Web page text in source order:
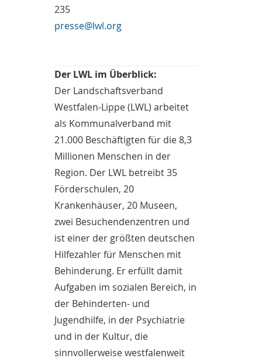
235
presse@lwl.org
Der LWL im Überblick:
Der Landschaftsverband
Westfalen-Lippe (LWL) arbeitet
als Kommunalverband mit
21.000 Beschäftigten für die 8,3
Millionen Menschen in der
Region. Der LWL betreibt 35
Förderschulen, 20
Krankenhäuser, 20 Museen,
zwei Besuchendenzentren und
ist einer der größten deutschen
Hilfezahler für Menschen mit
Behinderung. Er erfüllt damit
Aufgaben im sozialen Bereich, in
der Behinderten- und
Jugendhilfe, in der Psychiatrie
und in der Kultur, die
sinnvollerweise westfalenweit